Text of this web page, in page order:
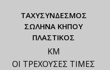
ΤΑΧΥΣΥΝΔΕΣΜΟΣ
ΣΩΛΗΝΑ ΚΗΠΟΥ
ΠΛΑΣΤΙΚΟΣ
ΚΜ
ΟΙ ΤΡΕΧΟΥΣΕΣ ΤΙΜΕΣ